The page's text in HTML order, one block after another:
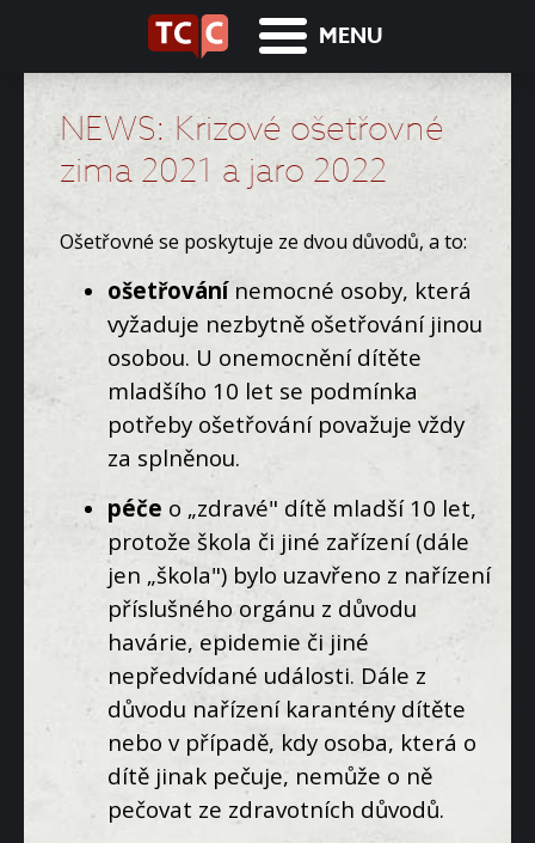
MENU
NEWS: Krizové ošetřovné
zima 2021 a jaro 2022
Ošetřovné se poskytuje ze dvou důvodů, a to:
ošetřovánínemocné osoby, která
vyžaduje nezbytně ošetřování jinou
osobou. U onemocnění dítěte
mladšího 10 let se podmínka
potřeby ošetřování považuje vždy
za splněnou.
péče o „zdravé" dítě mladší 10 let,
protože škola či jiné zařízení (dále
jen „škola") bylo uzavřeno z nařízení
příslušného orgánu z důvodu
havárie, epidemie či jiné
nepředvídané události. Dále z
důvodu nařízení karantény dítěte
nebo v případě, kdy osoba, která o
dítě jinak pečuje, nemůže o ně
pečovat ze zdravotních důvodů.